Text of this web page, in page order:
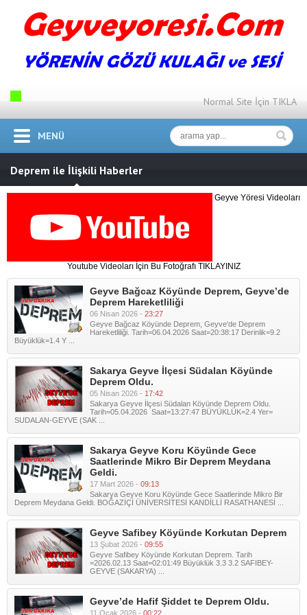
Normal Site İçin TIKLA
MENÜ
Deprem ile İlişkili Haberler
Geyve Yöresi Videoları
Youtube Videoları İçin Bu Fotoğrafı TIKLAYINIZ
Geyve Bağcaz Köyünde Deprem, Geyve’de
Deprem Hareketliliği
06 Nisan 2026 - 23:27
Geyve Bağcaz Köyünde Deprem, Geyve'de Deprem
Hareketliliği. Tarih=06.04.2026 Saat=20:38:17 Derinlik=9.2
Büyüklük=1.4 Y ...
Sakarya Geyve İlçesi Südalan Köyünde
Deprem Oldu.
05 Nisan 2026 - 17:42
Sakarya Geyve İlçesi Südalan Köyünde Deprem Oldu.
Tarih=05.04.2026 Saat=13:27:47 BÜYÜKLÜK=2.4 Yer=
SUDALAN-GEYVE (SAK ...
Sakarya Geyve Koru Köyünde Gece
Saatlerinde Mikro Bir Deprem Meydana
Geldi.
17 Mart 2026 - 09:13
Sakarya Geyve Koru Köyünde Gece Saatlerinde Mikro Bir
Deprem Meydana Geldi. BOĞAZİÇİ ÜNİVERSİTESİ KANDİLLİ RASATHANESİ ...
Geyve Safibey Köyünde Korkutan Deprem
13 Şubat 2026 - 09:55
Geyve Safibey Köyünde Korkutan Deprem. Tarih
=2026.02.13 Saat=02:01:49 Büyüklük 3.3 3.2 SAFIBEY-
GEYVE (SAKARYA) ...
Geyve’de Hafif Şiddet te Deprem Oldu.
11 Ocak 2026 - 00:22